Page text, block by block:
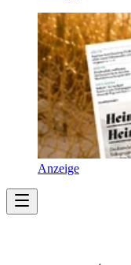
Anzeige